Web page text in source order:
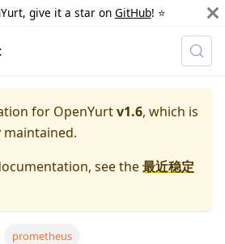
give it a star on GitHub! ⭐️
for OpenYurtv1.6, which is
maintained.
see the最近稳定
prometheus